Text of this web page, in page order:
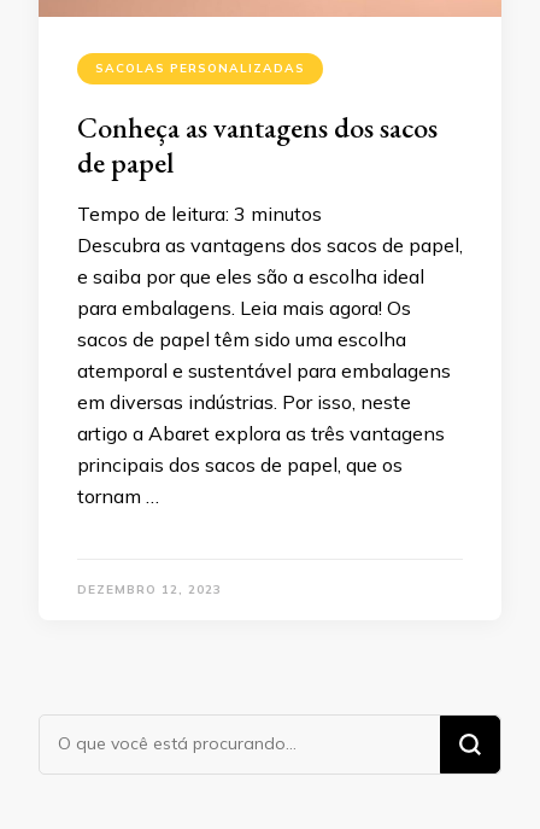
SACOLAS PERSONALIZADAS
Conheça as vantagens dos sacos
de papel
Tempo de leitura: 3 minutos
Descubra as vantagens dos sacos de papel,
e saiba por que eles são a escolha ideal
para embalagens. Leia mais agora! Os
sacos de papel têm sido uma escolha
atemporal e sustentável para embalagens
em diversas indústrias. Por isso, neste
artigo a Abaret explora as três vantagens
principais dos sacos de papel, que os
tornam …
DEZEMBRO 12, 2023
Procurando
algo?